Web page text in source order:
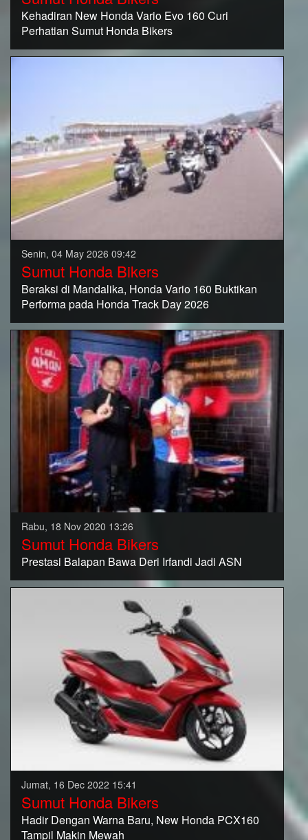
Kehadiran New Honda Vario Evo 160 Curi
Perhatian Sumut Honda Bikers
Senin, 04 May 2026 09:42
Sumut Honda Bikers
Beraksi di Mandalika, Honda Vario 160 Buktikan
Performa pada Honda Track Day 2026
Rabu, 18 Nov 2020 13:26
Sumut Honda Bikers
Prestasi Balapan Bawa Deri Irfandi Jadi ASN
Jumat, 16 Dec 2022 15:41
Sumut Honda Bikers
Hadir Dengan Warna Baru, New Honda PCX160
Tampil Makin Mewah